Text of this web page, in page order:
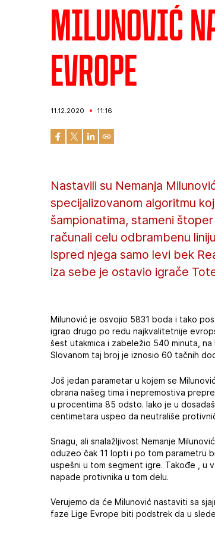
Milunović
Evrope
11.12.2020 11:16
Nastavili su Nemanja
specijalizovanom algoritmu
šampionatima, stameni
računali celu odbrambenu
ispred njega samo levi bek
iza sebe je ostavio igrače
Milunović je osvojio 5831 boda i tako
igrao drugo po redu najkvalitetnije
šest utakmica i zabeležio 540 minuta,
Slovanom taj broj je iznosio 60 tačnih
Još jedan parametar u kojem se
obrana našeg tima i nepremostiva
u procentima 85 odsto. Iako je u
centimetara uspeo da neutrališe
Snagu, ali snalažljivost Nemanje
oduzeo čak 11 lopti i po tom parametru
uspešni u tom segment igre. Takođe , u
napade protivnika u tom delu.
Verujemo da će Milunović nastaviti sa
faze Lige Evrope biti podstrek da u